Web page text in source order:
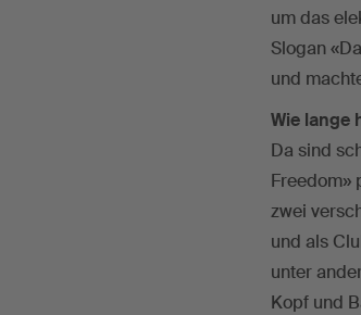
um das
Slogan
und
Wie lange
Da sind
Freedom»
zwei
und als
unter
Kopf und